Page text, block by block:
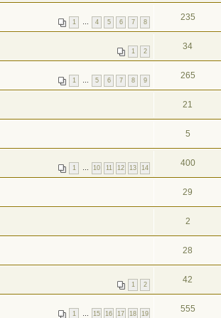
1 … 4 5 6 7 8 235
1 2 34
1 … 5 6 7 8 9 265
21
5
1 … 10 11 12 13 14 400
29
2
28
1 2 42
1 … 15 16 17 18 19 555